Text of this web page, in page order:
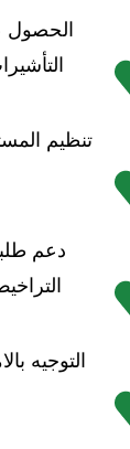
الحصول
تنظيم
دعم
التوجيه